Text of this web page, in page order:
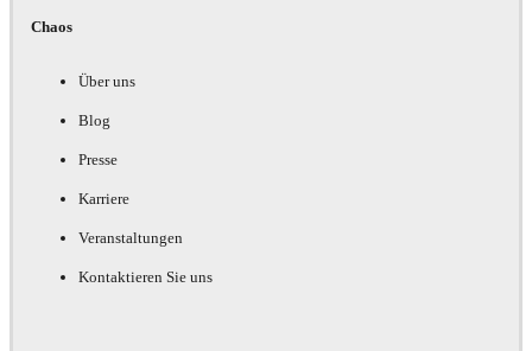
Chaos
Über uns
Blog
Presse
Karriere
Veranstaltungen
Kontaktieren Sie uns